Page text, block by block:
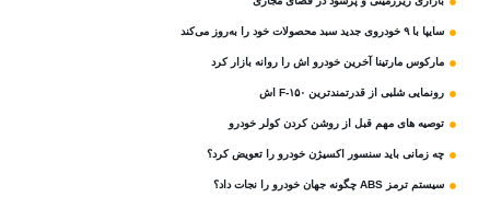
سایپا با ۹ خودروی جدید سبد محصولات خود را به‌روز می‌کند
مارکوس مارتینا آخرین خودرو اش را روانه بازار کرد
رونمایی شلبی از قدرتمندترین F-۱۵۰ اش
توصیه های مهم قبل از روشن کردن کولر خودرو
چه زمانی باید سنسور اکسیژن خودرو را تعویض کرد؟
سیستم ترمز ABS چگونه جهان خودرو را نجات داد؟